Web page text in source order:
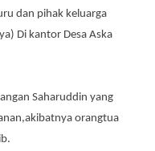
dan pihak keluarga
Di kantor Desa Aska
Saharuddin yang
orangtua